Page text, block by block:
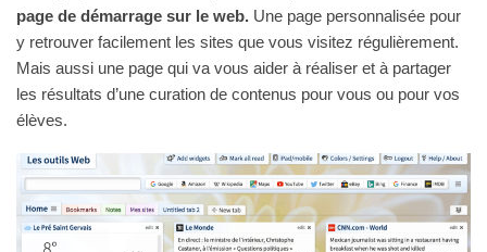
page de démarrage sur le web. Une page personnalisée pour
y retrouver facilement les sites que vous visitez régulièrement.
Mais aussi une page qui va vous aider à réaliser et à partager
les résultats d’une curation de contenus pour vous ou pour vos
élèves.